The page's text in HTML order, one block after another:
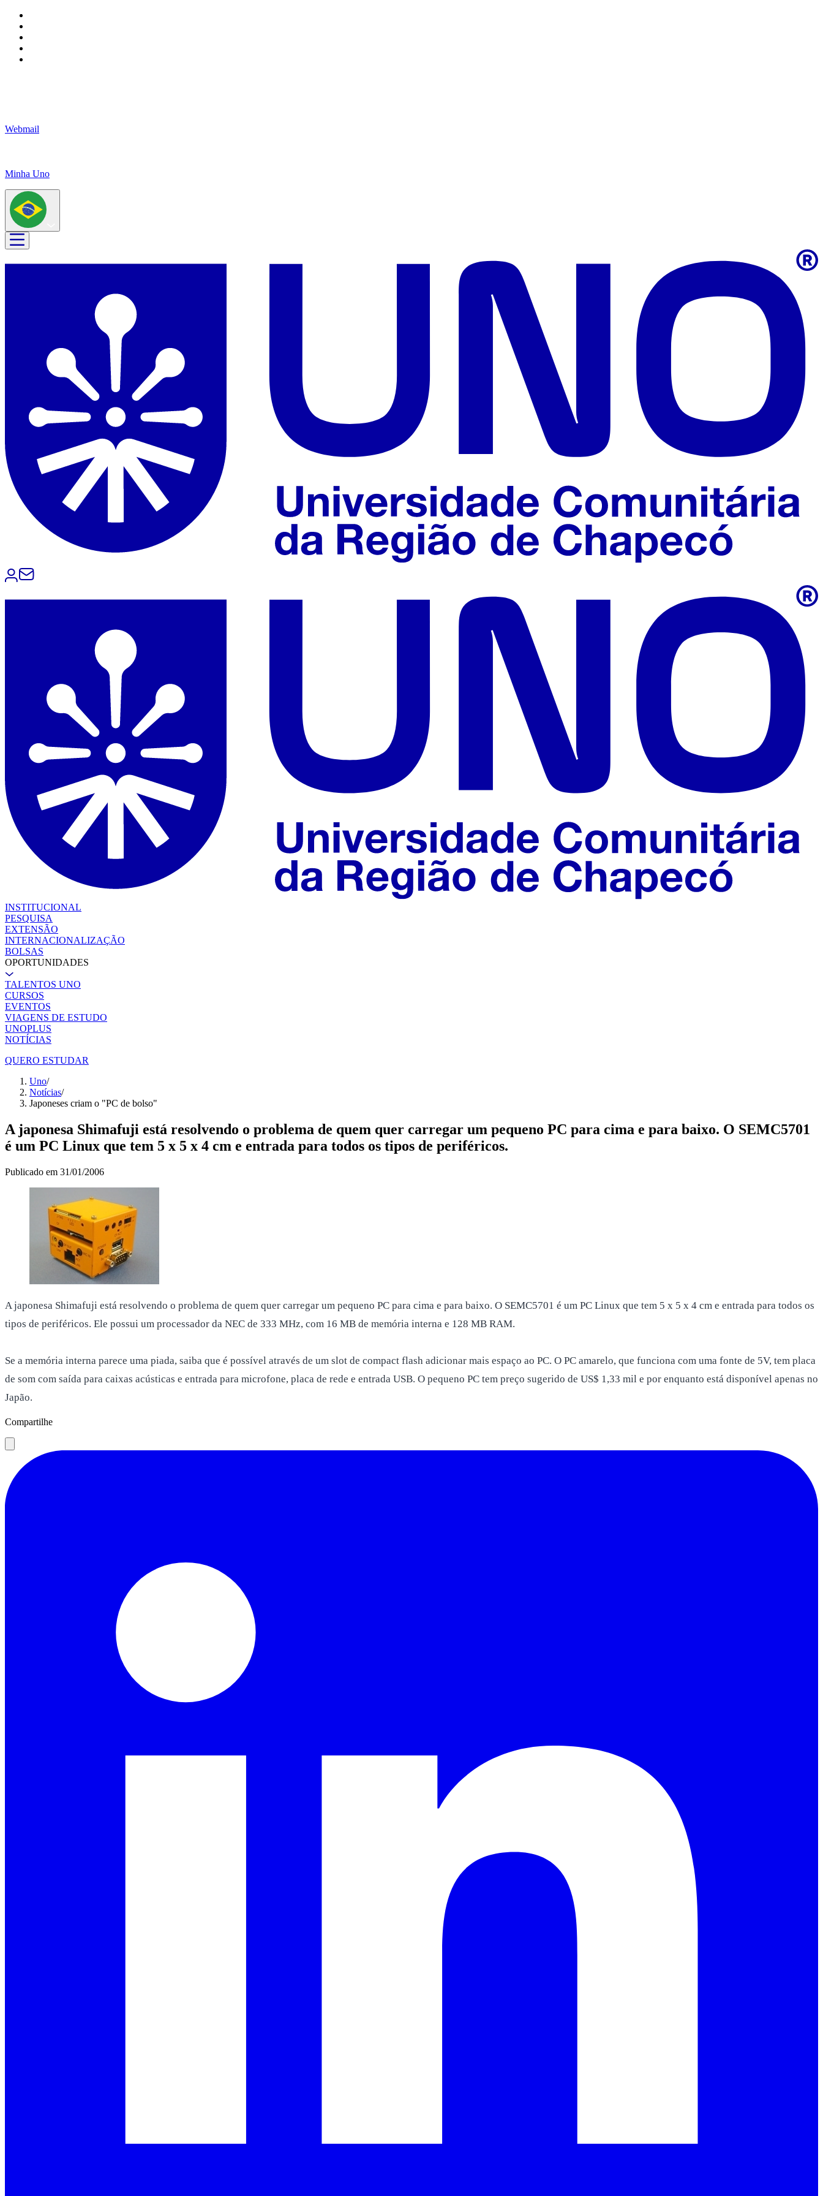
Webmail
Minha Uno
INSTITUCIONAL
PESQUISA
EXTENSÃO
INTERNACIONALIZAÇÃO
BOLSAS
OPORTUNIDADES
TALENTOS UNO
CURSOS
EVENTOS
VIAGENS DE ESTUDO
UNOPLUS
NOTÍCIAS
QUERO ESTUDAR
Uno/
Notícias/
Japoneses criam o "PC de bolso"
A japonesa Shimafuji está resolvendo o problema de quem quer carregar um pequeno PC para cima e para baixo. O SEMC5701
é um PC Linux que tem 5 x 5 x 4 cm e entrada para todos os tipos de periféricos.
Publicado em 31/01/2006
A japonesa Shimafuji está resolvendo o problema de quem quer carregar um pequeno PC para cima e para baixo. O SEMC5701 é um PC Linux que tem 5 x 5 x 4 cm e entrada para todos os
tipos de periféricos. Ele possui um processador da NEC de 333 MHz, com 16 MB de memória interna e 128 MB RAM.
Se a memória interna parece uma piada, saiba que é possível através de um slot de compact flash adicionar mais espaço ao PC. O PC amarelo, que funciona com uma fonte de 5V, tem placa
de som com saída para caixas acústicas e entrada para microfone, placa de rede e entrada USB. O pequeno PC tem preço sugerido de US$ 1,33 mil e por enquanto está disponível apenas no
Japão.
Compartilhe